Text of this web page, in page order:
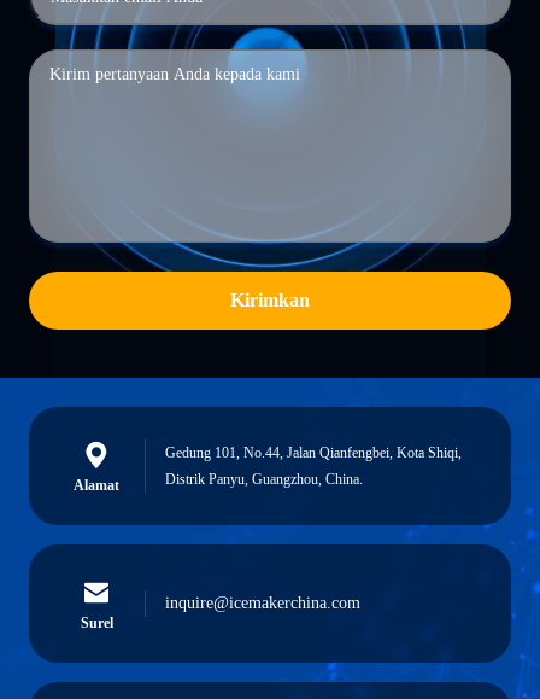
Kirimkan
Alamat
Gedung 101, No.44, Jalan Qianfengbei, Kota Shiqi,
Distrik Panyu, Guangzhou, China.
Surel
inquire@icemakerchina.com